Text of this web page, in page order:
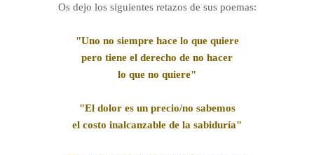
Os dejo los siguientes retazos de sus poemas:
"Uno no siempre hace lo que quiere
pero tiene el derecho de no hacer
lo que no quiere"
"El dolor es un precio/no sabemos
el costo inalcanzable de la sabiduría"